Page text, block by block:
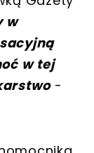
w
w tej
-